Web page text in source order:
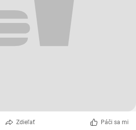
Zdieľať Páči sa mi